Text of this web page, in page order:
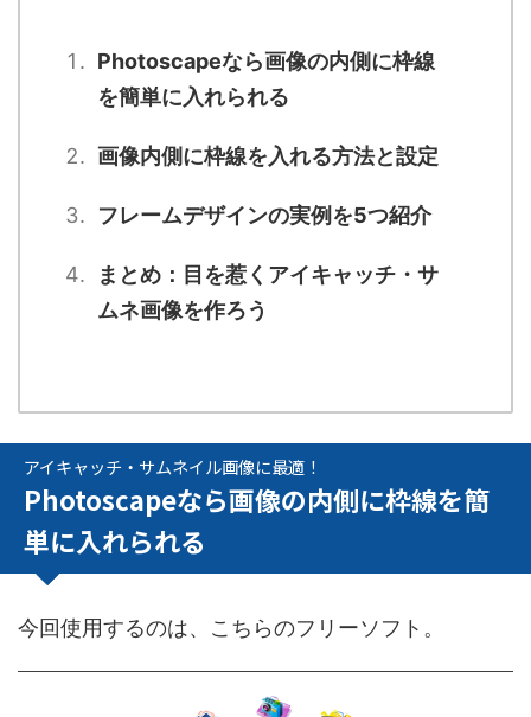
Photoscapeなら画像の内側に枠線
を簡単に入れられる
画像内側に枠線を入れる方法と設定
フレームデザインの実例を5つ紹介
まとめ：目を惹くアイキャッチ・サ
ムネ画像を作ろう
アイキャッチ・サムネイル画像に最適！
Photoscapeなら画像の内側に枠線を簡
単に入れられる
今回使用するのは、こちらのフリーソフト。